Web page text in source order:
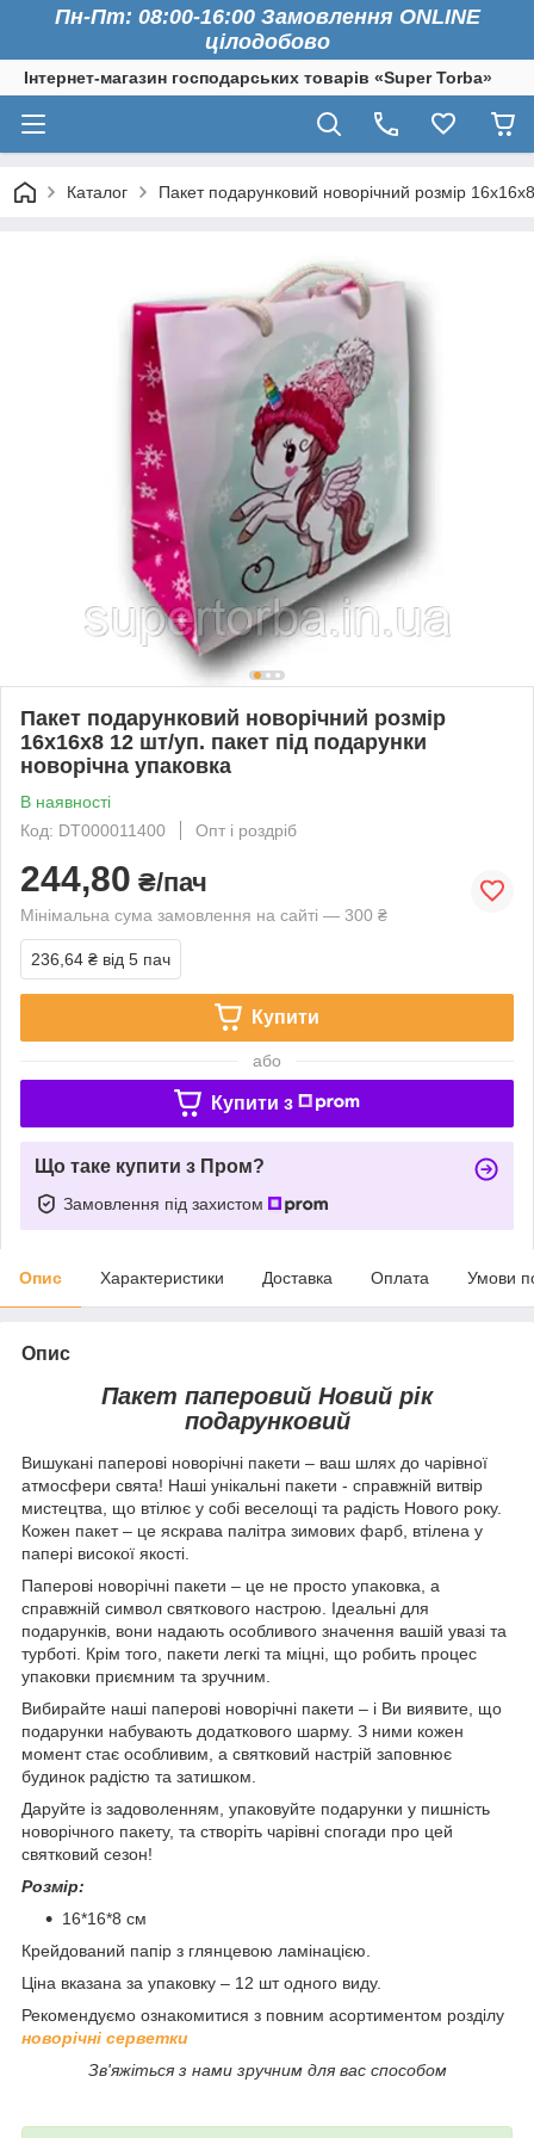
Пн-Пт: 08:00-16:00 Замовлення ONLINE
цілодобово
Інтернет-магазин господарських товарів «Super Torba»
Каталог Пакет подарунковий новорічний розмір
Пакет подарунковий новорічний розмір
16х16х8 12 шт/уп. пакет під подарунки
новорічна упаковка
В наявності
Код: DT000011400
Опт і роздріб
244,80 ₴/пач
Мінімальна сума замовлення на сайті — 300 ₴
236,64 ₴ від 5 пач
Купити
або
Купити з
Що таке купити з Пром?
Замовлення під захистом
Опис Характеристики Доставка Оплата Умови
Опис
Пакет паперовий Новий рік
подарунковий
Вишукані паперові новорічні пакети – ваш шлях до чарівної
атмосфери свята! Наші унікальні пакети - справжній витвір
мистецтва, що втілює у собі веселощі та радість Нового року.
Кожен пакет – це яскрава палітра зимових фарб, втілена у
папері високої якості.
Паперові новорічні пакети – це не просто упаковка, а
справжній символ святкового настрою. Ідеальні для
подарунків, вони надають особливого значення вашій увазі та
турботі. Крім того, пакети легкі та міцні, що робить процес
упаковки приємним та зручним.
Вибирайте наші паперові новорічні пакети – і Ви виявите, що
подарунки набувають додаткового шарму. З ними кожен
момент стає особливим, а святковий настрій заповнює
будинок радістю та затишком.
Даруйте із задоволенням, упаковуйте подарунки у пишність
новорічного пакету, та створіть чарівні спогади про цей
святковий сезон!
Розмір:
16*16*8 см
Крейдований папір з глянцевою ламінацією.
Ціна вказана за упаковку – 12 шт одного виду.
Рекомендуємо ознакомитися з повним асортиментом розділу
новорічні серветки
Зв'яжіться з нами зручним для вас способом